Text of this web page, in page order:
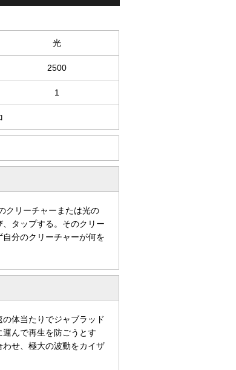
光
2500
1
クリーチャーまたは光の
タップする。そのクリー
分のクリーチャーが何を
体当たりでジャブラッド
んで再生を防ごうとす
せ、極大の波動をカイザ